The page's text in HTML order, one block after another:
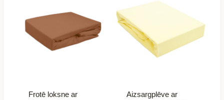
Frotē loksne ar
Aizsargplēve ar